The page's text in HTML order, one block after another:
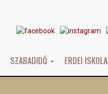
SZABADIDŐ ERDEI ISKOLA